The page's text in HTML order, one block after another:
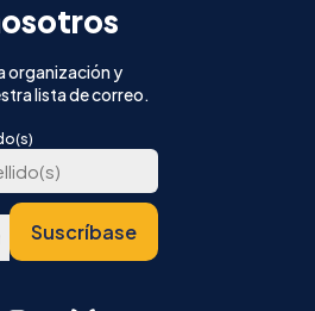
organización y
lista de correo.
Suscríbase